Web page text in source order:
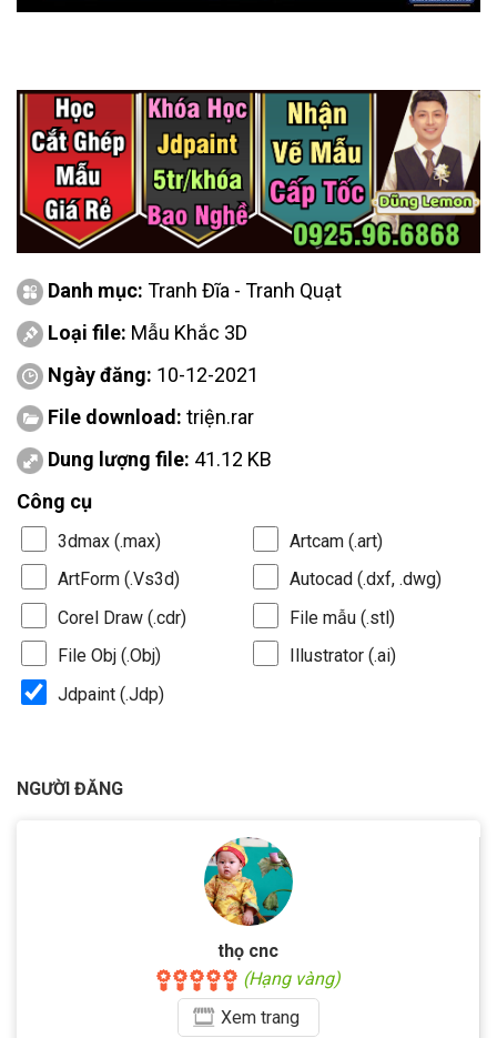
Danh mục: Tranh Đĩa - Tranh Quạt
Loại file: Mẫu Khắc 3D
Ngày đăng: 10-12-2021
File download: triện.rar
Dung lượng file: 41.12 KB
Công cụ
3dmax (.max)
Artcam (.art)
ArtForm (.Vs3d)
Autocad (.dxf, .dwg)
Corel Draw (.cdr)
File mẫu (.stl)
File Obj (.Obj)
Illustrator (.ai)
Jdpaint (.Jdp)
NGƯỜI ĐĂNG
thọ cnc
(Hạng vàng)
Xemtrang